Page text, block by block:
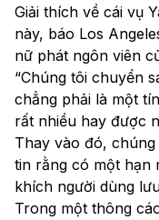
Giải thích về cái vụ
này, báo Los
nữ phát ngôn viên
“Chúng tôi chuyển
chẳng phải là một
rất nhiều hay được
Thay vào đó,
tin rằng có một hạn
khích người dùng
Trong một thông